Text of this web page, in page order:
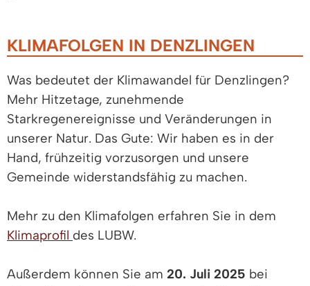
KLIMAFOLGEN IN DENZLINGEN
Was bedeutet der Klimawandel für Denzlingen?
Mehr Hitzetage, zunehmende
Starkregenereignisse und Veränderungen in
unserer Natur. Das Gute: Wir haben es in der
Hand, frühzeitig vorzusorgen und unsere
Gemeinde widerstandsfähig zu machen.
Mehr zu den Klimafolgen erfahren Sie in dem
Klimaprofil des LUBW.
Außerdem können Sie am 20. Juli 2025 bei